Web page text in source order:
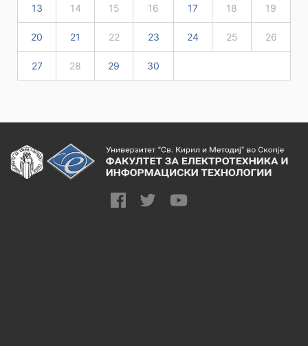
13 14 15 16 17 18 19
20 21 22 23 24 25 26
27 28 29 30